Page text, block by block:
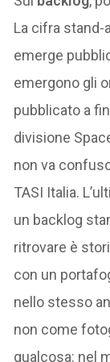
La cifra stand-
emerge
emergono gli
pubblicato a
divisione
non va
TASI Italia.
un backlog
ritrovare è
con un
nello stesso
non come
qualcosa: nel